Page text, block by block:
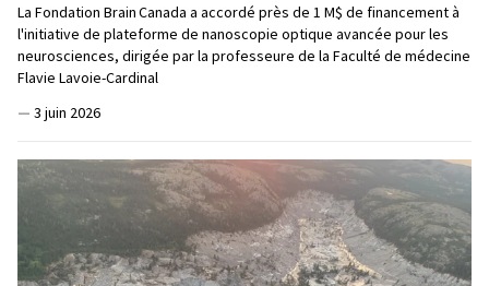
La Fondation Brain Canada a accordé près de 1 M$ de financement à
l'initiative de plateforme de nanoscopie optique avancée pour les
neurosciences, dirigée par la professeure de la Faculté de médecine
Flavie Lavoie-Cardinal
— 3 juin 2026